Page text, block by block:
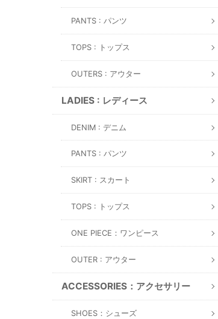
PANTS : パンツ
TOPS : トップス
OUTERS : アウター
LADIES : レディース
DENIM : デニム
PANTS : パンツ
SKIRT : スカート
TOPS : トップス
ONE PIECE：ワンピース
OUTER : アウター
ACCESSORIES：アクセサリー
SHOES：シューズ